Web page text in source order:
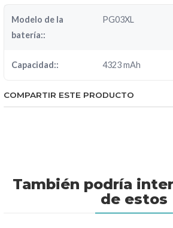
Modelo de la
batería::
PG03XL
Capacidad:: 4323 mAh
COMPARTIR ESTE PRODUCTO
También podría
de estos